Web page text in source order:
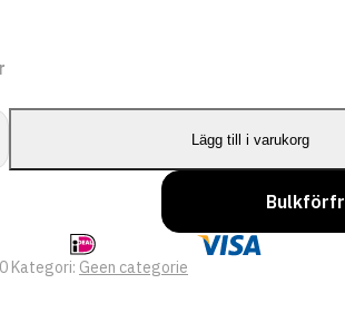
Lägg till i varukorg
Kategori: Geen categorie